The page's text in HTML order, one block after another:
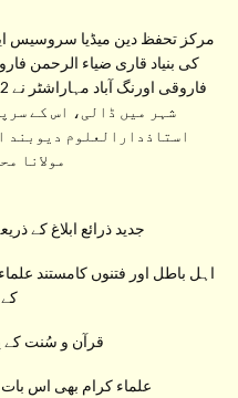
مرکز تحفظ دین میڈیا سروسیس
کی بنیاد قاری ضیاء الرحمن
شہر میں ڈالی، اس کے
استاذدارالعلوم دیوبند
مولانا
جدید ذرائع ابلاغ کے
اہل باطل اور فتنوں کامستند
قرآن و سُنت کے
علماء کرام بھی اس